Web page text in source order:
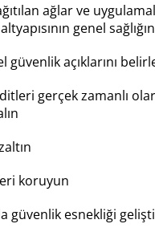
ağlar ve
genel
güvenlik açıklarını
gerçek zamanlı
koruyun
güvenlik esnekliği